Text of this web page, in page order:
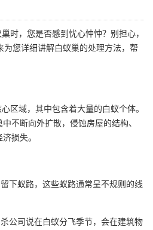
时，您是否感到忧心忡忡？别担心，
为您详细讲解白蚁巢的处理方法，帮
区域，其中包含着大量的白蚁个体。
不断向外扩散，侵蚀房屋的结构、
损失。
下蚁路，这些蚁路通常呈不规则的线
公司说在白蚁分飞季节，会在建筑物